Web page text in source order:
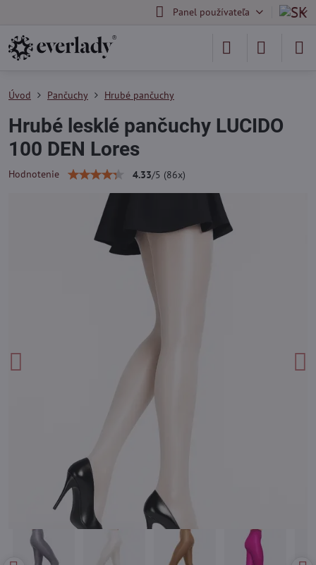
Panel používateľa
Úvod Pančuchy Hrubé pančuchy
Hrubé lesklé pančuchy LUCIDO
100 DEN Lores
Hodnotenie 4.33/5 (86x)